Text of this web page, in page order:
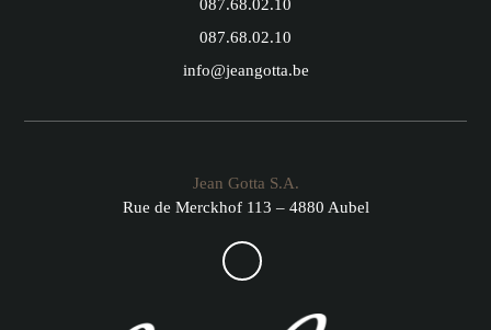
087.68.02.10
087.68.02.10
info@jeangotta.be
Jean Gotta S.A.
Rue de Merckhof 113 – 4880 Aubel